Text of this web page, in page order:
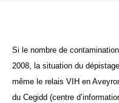
Si le nombre de
2008, la situation du
même le relais VIH en
du Cegidd (centre